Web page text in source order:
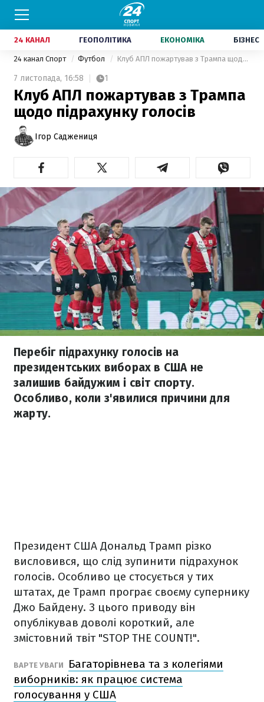
24 КАНАЛ ГЕОПОЛІТИКА ЕКОНОМІКА БІЗНЕС
24 канал Спорт Футбол Клуб АПЛ пожартував з Трампа щодо підрахунку голосів
7 листопада, 16:58 1
Клуб АПЛ пожартував з Трампа
щодо підрахунку голосів
Ігор Саджениця
Перебіг підрахунку голосів на
президентських виборах в США не
залишив байдужим і світ спорту.
Особливо, коли з'явилися причини для
жарту.
Президент США Дональд Трамп різко
висловився, що слід зупинити підрахунок
голосів. Особливо це стосується у тих
штатах, де Трамп програє своєму супернику
Джо Байдену. З цього приводу він
опублікував доволі короткий, але
змістовний твіт "STOP THE COUNT!".
ВАРТЕ УВАГИ
Багаторівнева та з колегіями
виборників: як працює система
голосування у США